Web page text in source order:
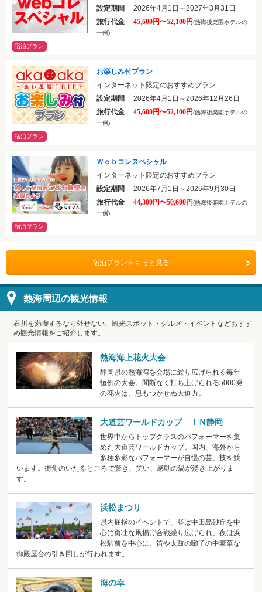
設定期間 2026年4月1日～2027年3月31日
旅行代金
45,600円〜52,100円(熱海後楽園ホテルの
一例)
宿泊プラン
お楽しみ付プラン
インターネット限定のおすすめプラン
設定期間 2026年4月1日～2026年12月26日
旅行代金
45,600円〜52,100円(熱海後楽園ホテルの
一例)
宿泊プラン
Ｗｅｂコレスペシャル
インターネット限定のおすすめプラン
設定期間 2026年7月1日～2026年9月30日
旅行代金
44,300円〜50,600円(熱海後楽園ホテルの
一例)
宿泊プラン
宿泊プランをもっと見る
熱海周辺の観光情報
石川を満喫するなら外せない、観光スポット・グルメ・イベントなどおすす
め観光情報をご紹介します。
熱海海上花火大会
静岡県の熱海湾を会場に繰り広げられる毎年
恒例の大会。間断なく打ち上げられる5000発
の花火は、息もつかせぬ大迫力。
大道芸ワールドカップ ＩＮ静岡
世界中からトップクラスのパフォーマーを集
めた大道芸ワールドカップ。国内、海外から
多種多彩なパフォーマーが自慢の芸、技を競
います。街角のいたるところで驚き、笑い、感動の渦が湧き上がりま
す。
浜松まつり
県内屈指のイベントで、昼は中田島砂丘を中
心に勇壮な凧揚げ合戦繰り広げられ、夜は浜
松駅前を中心に、笛や太鼓の囃子の中豪華な
御殿屋台の引き回しが行われます。
海の幸